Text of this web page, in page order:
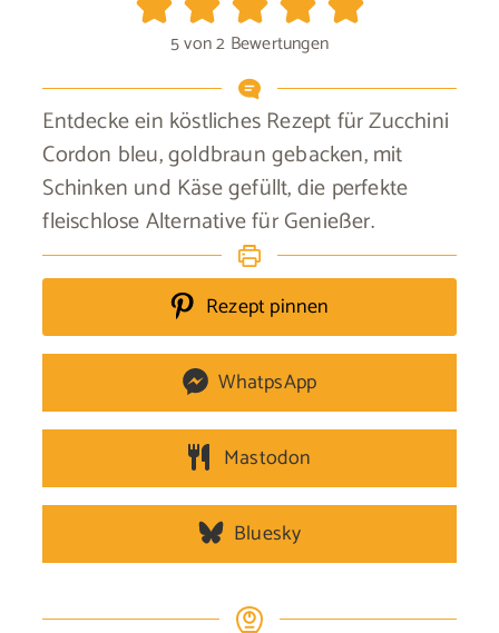
5von2 Bewertungen
Entdecke ein köstliches Rezept für Zucchini
Cordon bleu, goldbraun gebacken, mit
Schinken und Käse gefüllt, die perfekte
fleischlose Alternative für Genießer.
Rezept pinnen
WhatpsApp
Mastodon
Bluesky